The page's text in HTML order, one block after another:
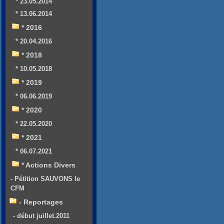
* 13.06.2014
* 2016
* 20.04.2016
* 2018
* 10.05.2018
* 2019
* 06.06.2019
* 2020
* 22.05.2020
* 2021
* 06.07.2021
* Actions Divers
- Pétition SAUVONS le
CFM
- Reportages
- début juillet.2011